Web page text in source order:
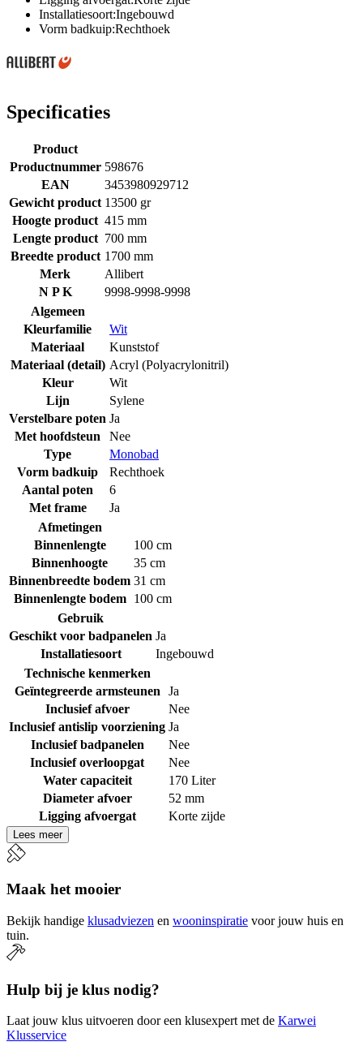
Installatiesoort:Ingebouwd
Vorm badkuip:Rechthoek
Specificaties
Product
Productnummer 598676
EAN
3453980929712
Gewicht product 13500 gr
Hoogte product 415 mm
Lengte product 700 mm
Breedte product 1700 mm
Merk
Allibert
N P K
9998-9998-9998
Algemeen
Kleurfamilie
Wit
Materiaal
Kunststof
Materiaal (detail) Acryl (Polyacrylonitril)
Kleur
Wit
Lijn
Sylene
Verstelbare poten Ja
Met hoofdsteun
Nee
Type
Monobad
Vorm badkuip
Rechthoek
Aantal poten
6
Met frame
Ja
Afmetingen
Binnenlengte
100 cm
Binnenhoogte
35 cm
Binnenbreedte bodem 31 cm
Binnenlengte bodem
100 cm
Gebruik
Geschikt voor badpanelen Ja
Installatiesoort
Ingebouwd
Technische kenmerken
Geïntegreerde armsteunen
Ja
Inclusief afvoer
Nee
Inclusief antislip voorziening Ja
Inclusief badpanelen
Nee
Inclusief overloopgat
Nee
Water capaciteit
170 Liter
Diameter afvoer
52 mm
Ligging afvoergat
Korte zijde
Lees meer
Maak het mooier
Bekijk handige klusadviezen en wooninspiratie voor jouw huis en
tuin.
Hulp bij je klus nodig?
Laat jouw klus uitvoeren door een klusexpert met de Karwei
Klusservice